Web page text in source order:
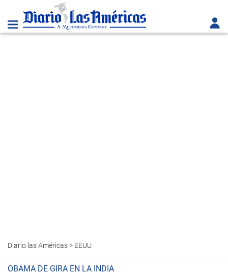
Diario las Américas> EEUU
OBAMA DE GIRA EN LA INDIA